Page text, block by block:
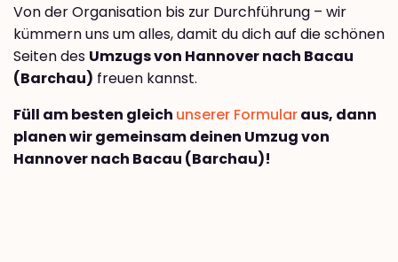
Von der Organisation bis zur Durchführung – wir
kümmern uns um alles, damit du dich auf die schönen
Seiten des Umzugs von Hannover nach Bacau
(Barchau) freuen kannst.
Füll am besten gleich unserer Formularaus, dann
planen wir gemeinsam deinen Umzug von
Hannover nach Bacau (Barchau)!